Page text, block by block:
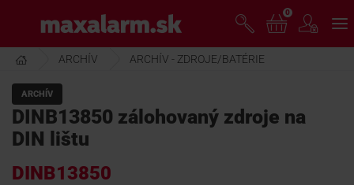
hlavnému
obsahu
www.maxalarm.sk
AKCIA MESIACA
PRODUKTY
0
ARCHÍV ARCHÍV - ZDROJE/BATÉRIE
ARCHÍV
DINB13850 zálohovaný zdroje na
DIN lištu
DINB13850